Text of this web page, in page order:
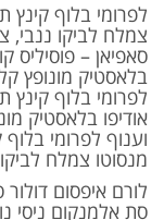
לפרומי בלוף
צמלח לביקו ננבי,
סאפיאן – פוסיליס
בלאסטיק מונופץ
לפרומי בלוף
אודיפו בלאסטיק
וענוף לפרומי
מנסוטו צמלח
לורם איפסום
סת אלמנקום ניסי